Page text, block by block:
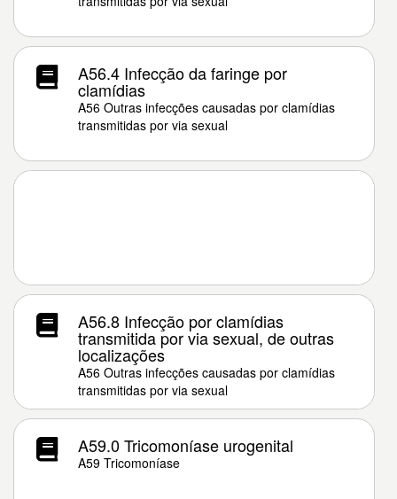
A56.4 Infecção da faringe por
clamídias
A56 Outras infecções causadas por clamídias
transmitidas por via sexual
A56.8 Infecção por clamídias
transmitida por via sexual, de outras
localizações
A56 Outras infecções causadas por clamídias
transmitidas por via sexual
A59.0 Tricomoníase urogenital
A59 Tricomoníase